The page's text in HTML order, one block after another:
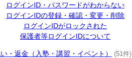
ログインID・パスワードがわからない
ログインIDの登録・確認・変更・削除
ログインIDがロックされた
保護者等ログインIDについて
・返金（入塾・講習・イベント） (51件)